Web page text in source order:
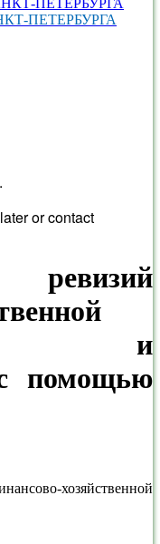
и
помощью
хозяйственной